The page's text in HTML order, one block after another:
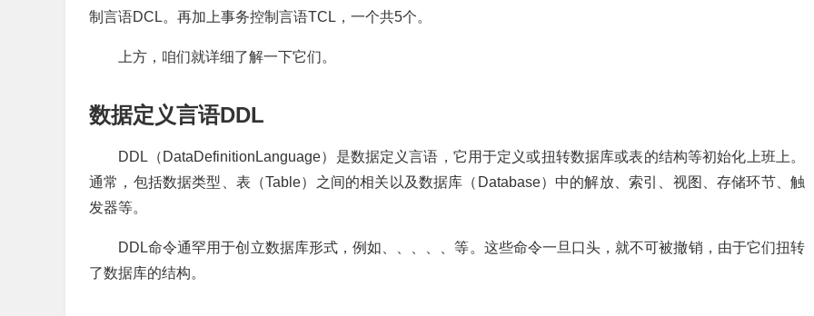
制言语DCL。再加上事务控制言语TCL，一个共5个。
上方，咱们就详细了解一下它们。
数据定义言语DDL
DDL（DataDefinitionLanguage）是数据定义言语，它用于定义或扭转数据库或表的结构等初始化上班上。
通常，包括数据类型、表（Table）之间的相关以及数据库（Database）中的解放、索引、视图、存储环节、触
发器等。
DDL命令通罕用于创立数据库形式，例如、、、、、等。这些命令一旦口头，就不可被撤销，由于它们扭转
了数据库的结构。